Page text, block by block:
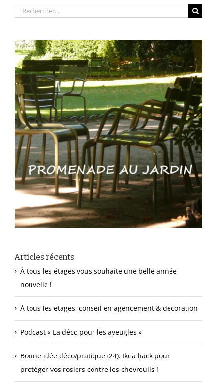
Rechercher:
Articles récents
À tous les étages vous souhaite une belle année
nouvelle !
À tous les étages, conseil en agencement & décoration
Podcast « La déco pour les aveugles »
Bonne idée déco/pratique (24): Ikea hack pour
protéger vos rosiers contre les chevreuils !